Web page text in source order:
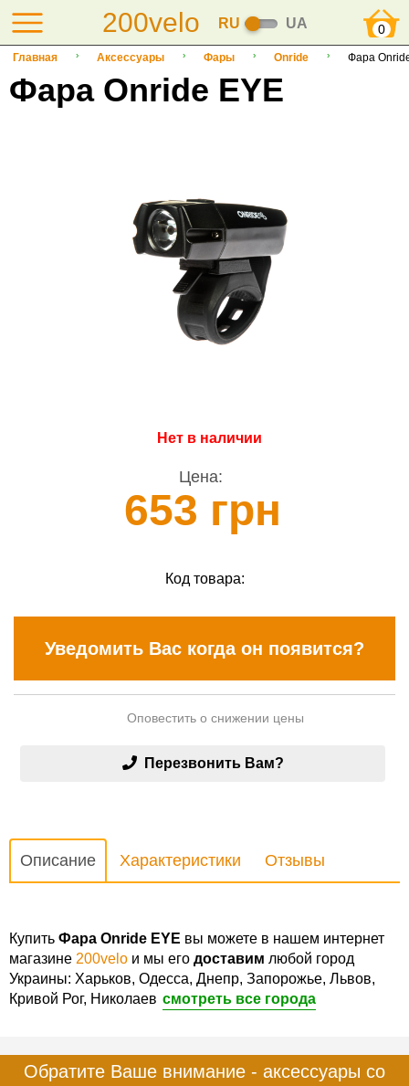
200velo RU UA 0
Главная Аксессуары Фары Onride Фара
Фара Onride EYE
Нет в наличии
Цена:
653 грн
Код товара:
Уведомить Вас когда он появится?
Оповестить о снижении цены
Перезвонить Вам?
Описание Характеристики Отзывы
Купить Фара Onride EYE вы можете в нашем интернет
магазине 200velo и мы его доставим любой город
Украины: Харьков, Одесса, Днепр, Запорожье, Львов,
Кривой Рог, Николаев смотреть все города
Обратите Ваше внимание - аксессуары со